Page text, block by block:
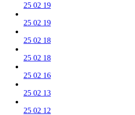
25 02 19
25 02 19
25 02 18
25 02 18
25 02 16
25 02 13
25 02 12